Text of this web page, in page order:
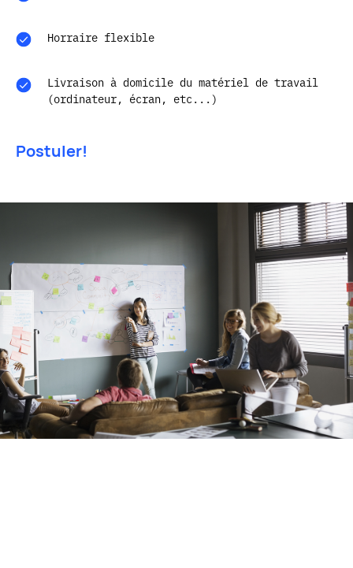
Horraire flexible
Livraison à domicile du matériel de travail
(ordinateur, écran, etc...)
Postuler!